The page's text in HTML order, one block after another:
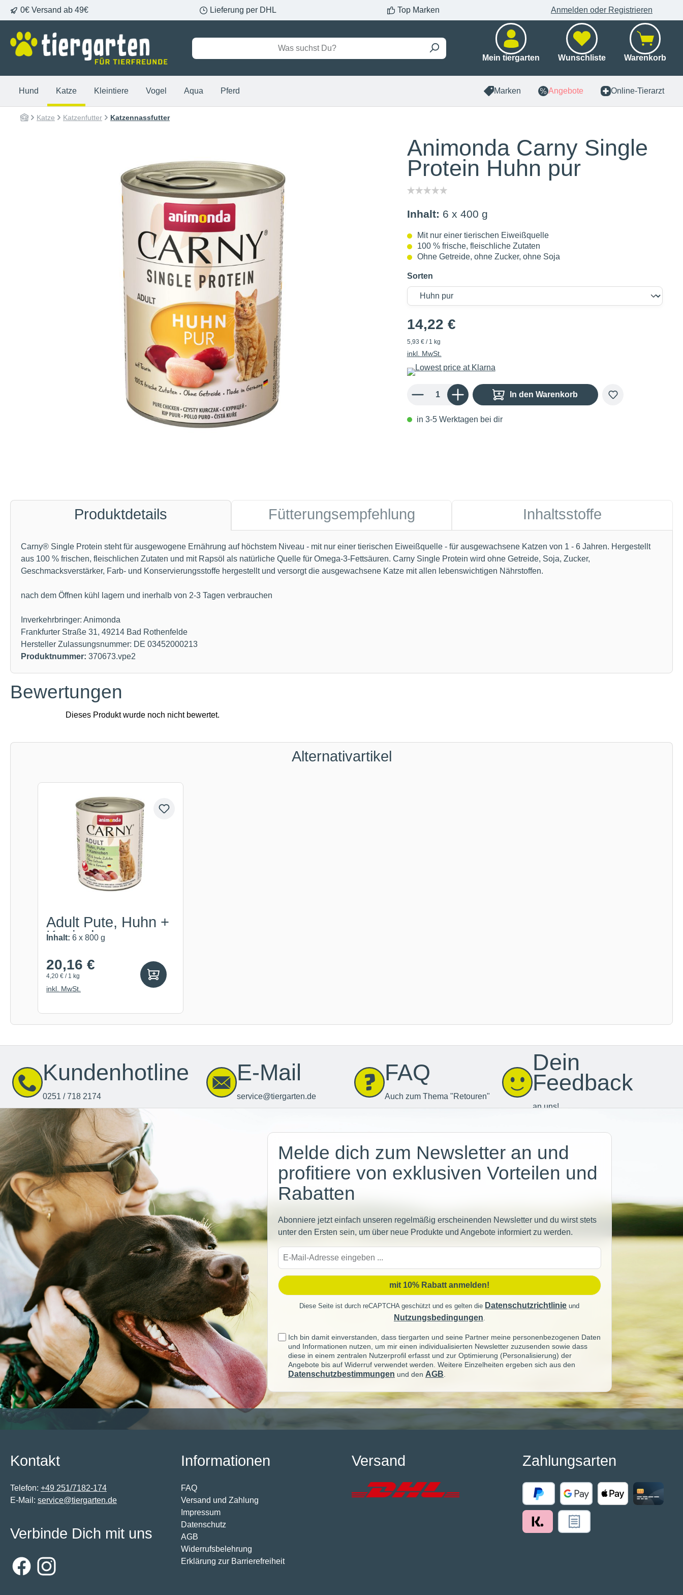
Zur Hauptnavigation springen
0€ Versand ab 49€ Lieferung per DHL Top Marken Anmelden oder Registrieren
Mein tiergarten Wunschliste Warenkorb
Hund Katze Kleintiere Vogel Aqua Pferd Marken Angebote Online-Tierarzt
Katze Katzenfutter Katzennassfutter
Animonda Carny Single
Protein Huhn pur
Inhalt: 6 x 400 g
Mit nur einer tierischen Eiweißquelle
100 % frische, fleischliche Zutaten
Ohne Getreide, ohne Zucker, ohne Soja
Sorten
14,22 €
5,93 € / 1 kg
inkl. MwSt.
Produkt Anzahl: Gib den gewünschten Wert ein oder benutze die Schaltflächen um die Anzahl zu
In den Warenkorb
in 3-5 Werktagen bei dir
Produktdetails Fütterungsempfehlung Inhaltsstoffe
Carny® Single Protein steht für ausgewogene Ernährung auf höchstem Niveau - mit nur einer tierischen Eiweißquelle - für ausgewachsene Katzen von 1 - 6 Jahren. Hergestellt
aus 100 % frischen, fleischlichen Zutaten und mit Rapsöl als natürliche Quelle für Omega-3-Fettsäuren. Carny Single Protein wird ohne Getreide, Soja, Zucker,
Geschmacksverstärker, Farb- und Konservierungsstoffe hergestellt und versorgt die ausgewachsene Katze mit allen lebenswichtigen Nährstoffen.
nach dem Öffnen kühl lagern und inerhalb von 2-3 Tagen verbrauchen
Inverkehrbringer: Animonda
Frankfurter Straße 31, 49214 Bad Rothenfelde
Hersteller Zulassungsnummer: DE 03452000213
Produktnummer: 370673.vpe2
Bewertungen
Alternativartikel
Produktgalerie überspringen
Adult Pute, Huhn +
Kaninchen
Inhalt: 6 x 800 g
20,16 €
4,20 € / 1 kg
inkl. MwSt.
Kundenhotline
0251 / 718 2174
E-Mail
service@tiergarten.de
FAQ
Auch zum Thema "Retouren"
Dein
Feedback
an uns!
Melde dich zum Newsletter an und
profitiere von exklusiven Vorteilen und
Rabatten
Abonniere jetzt einfach unseren regelmäßig erscheinenden Newsletter und du wirst stets
unter den Ersten sein, um über neue Produkte und Angebote informiert zu werden.
Adresse
mit 10% Rabatt anmelden!
Diese Seite ist durch reCAPTCHA geschützt und es gelten die Datenschutzrichtlinie und
Nutzungsbedingungen.
Ich bin damit einverstanden, dass tiergarten und seine Partner meine personenbezogenen Daten
und Informationen nutzen, um mir einen individualisierten Newsletter zuzusenden sowie dass
diese in einem zentralen Nutzerprofil erfasst und zur Optimierung (Personalisierung) der
Angebote bis auf Widerruf verwendet werden. Weitere Einzelheiten ergeben sich aus den
Datenschutzbestimmungen und den AGB
Kontakt
Telefon: +49 251/7182-174
E-Mail: service@tiergarten.de
Informationen
FAQ
Versand und Zahlung
Impressum
Datenschutz
AGB
Widerrufsbelehrung
Erklärung zur Barrierefreiheit
Versand Zahlungsarten
Verbinde Dich mit uns
FacebookInstagram